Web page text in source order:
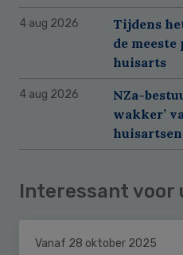
4 aug 2026
Tijdens
de
huisarts
4 aug 2026
NZa-
wakker’
huisartsen
Interessant voor
Vanaf 28 oktober 2025